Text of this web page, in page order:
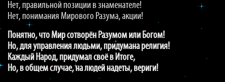
Нет, правильной позиции в знаменателе!
Нет, понимания Мирового Разума, акции!
Понятно, что Мир сотворён Разумом или Богом!
Но, для управления людьми, придумана религия!
Каждый Народ, придумал своё в Итоге,
Но, в общем случае, на людей надеты, вериги!